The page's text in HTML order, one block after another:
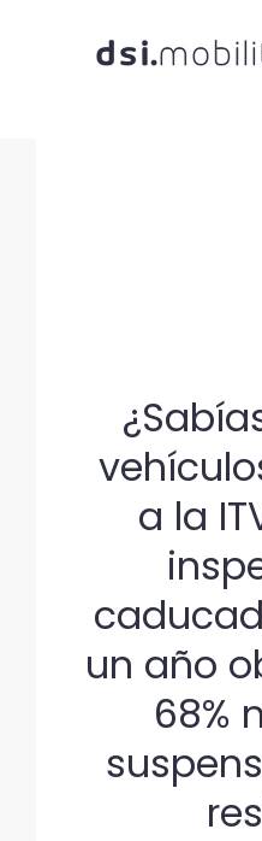
a la
un año
68%